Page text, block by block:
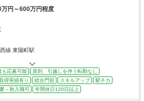
万円～600万円程度
線 東陽町駅
も応募可能
原則、引越しを伴う転勤なし
得実績有り 総合門前 スキルアップ
駅チカ
夏～秋入職可 年間休日120日以上